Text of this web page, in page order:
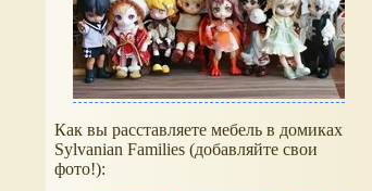
Как вы расставляете мебель в домиках
Sylvanian Families (добавляйте свои
фото!):